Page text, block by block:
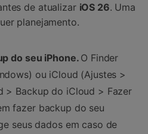
de atualizar iOS 26. Uma
planejamento.
do seu iPhone. O Finder
ou iCloud (Ajustes >
> Backup do iCloud > Fazer
fazer backup do seu
seus dados em caso de